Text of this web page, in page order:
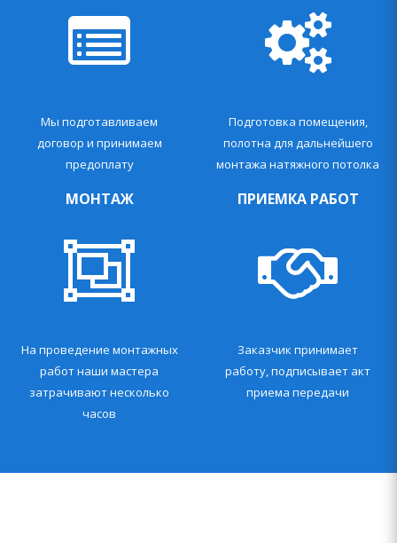
Мы подготавливаем
договор и принимаем
предоплату
Подготовка помещения,
полотна для дальнейшего
монтажа натяжного потолка
МОНТАЖ
На проведение монтажных
работ наши мастера
затрачивают несколько
часов
ПРИЕМКА РАБОТ
Заказчик принимает
работу, подписывает акт
приема передачи